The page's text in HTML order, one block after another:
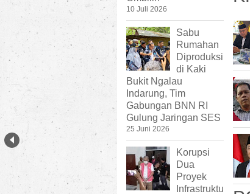
10 Juli 2026
Sabu
Rumahan
Diproduksi
di Kaki
Bukit Ngalau
Indarung, Tim
Gabungan BNN RI
Gulung Jaringan SES
25 Juni 2026
Korupsi
Dua
Proyek
Infrastruktu